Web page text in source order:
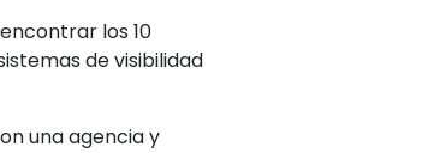
los 10
de visibilidad
una agencia y